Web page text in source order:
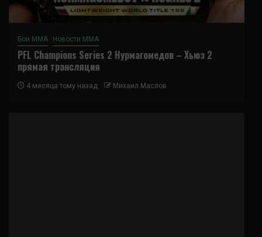
Бои ММА Новости ММА
PFL Champions Series 2 Нурмагомедов – Хьюз 2
прямая трансляция
4 месяца тому назад Михаил Маслов